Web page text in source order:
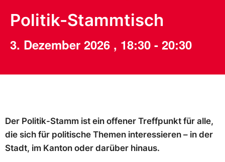
Politik-Stammtisch
3. Dezember 2026 , 18:30 - 20:30
Der Politik-Stamm ist ein offener Treffpunkt für alle,
die sich für politische Themen interessieren – in der
Stadt, im Kanton oder darüber hinaus.